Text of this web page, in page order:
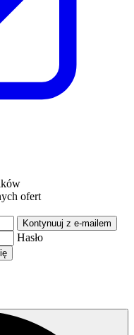
ofert
Kontynuuj z e-mailem
Hasło